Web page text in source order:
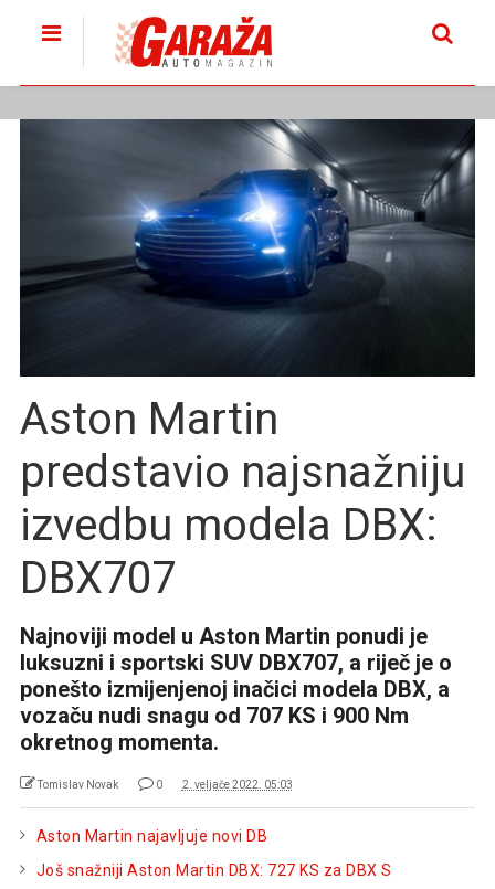
Aston Martin
predstavio najsnažniju
izvedbu modela DBX:
DBX707
Najnoviji model u Aston Martin ponudi je
luksuzni i sportski SUV DBX707, a riječ je o
ponešto izmijenjenoj inačici modela DBX, a
vozaču nudi snagu od 707 KS i 900 Nm
okretnog momenta.
Tomislav Novak 0 2. veljače 2022. 05:03
Aston Martin najavljuje novi DB
Još snažniji Aston Martin DBX: 727 KS za DBX S